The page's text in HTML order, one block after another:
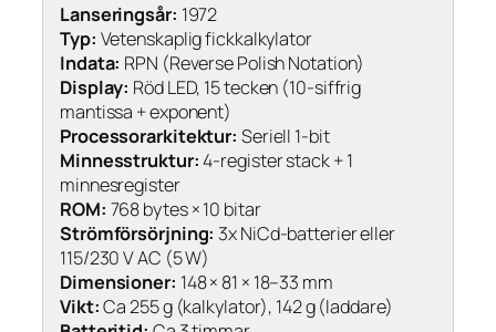
Lanseringsår: 1972
Typ: Vetenskaplig fickkalkylator
Indata: RPN (Reverse Polish Notation)
Display: Röd LED, 15 tecken (10-siffrig
mantissa + exponent)
Processorarkitektur: Seriell 1-bit
Minnesstruktur:4-register stack + 1
minnesregister
ROM: 768 bytes × 10 bitar
Strömförsörjning: 3x NiCd-batterier eller
115/230 V AC (5 W)
Dimensioner: 148 × 81 × 18–33 mm
Vikt:Ca 255 g (kalkylator), 142 g (laddare)